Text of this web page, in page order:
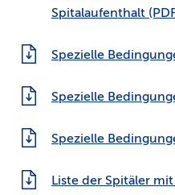
Spitalaufenthalt
Spezielle
Spezielle
Spezielle
Liste der Spitäler